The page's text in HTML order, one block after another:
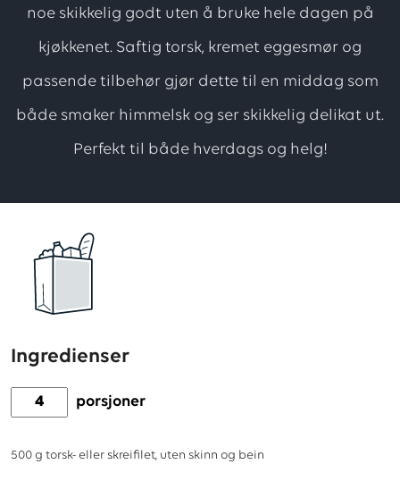
med
en
score
på
4
5
noe skikkelig godt uten å bruke hele dagen på
kjøkkenet. Saftig torsk, kremet eggesmør og
passende tilbehør gjør dette til en middag som
både smaker himmelsk og ser skikkelig delikat ut.
Perfekt til både hverdags og helg!
Ingredienser
porsjoner
500 g torsk- eller skreifilet, uten skinn og bein